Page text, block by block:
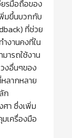
รมือถือของ
มขึ้นบวกกับ
ที่ช่วย
งานคงที่ใน
ารถใช้งาน
งอื่นๆของ
ลากหลาย
ก
า ซึ่งเพิ่ม
เครื่องมือ